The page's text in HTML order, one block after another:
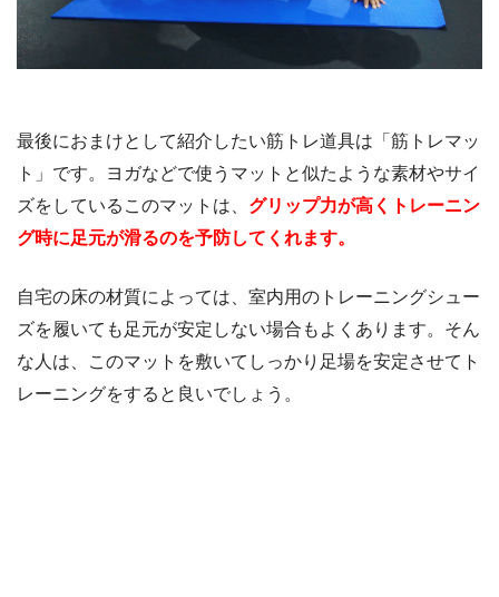
最後におまけとして紹介したい筋トレ道具は「筋トレマッ
ト」です。ヨガなどで使うマットと似たような素材やサイ
ズをしているこのマットは、 グリップ力が高くトレーニン
グ時に足元が滑るのを予防してくれます。
自宅の床の材質によっては、室内用のトレーニングシュー
ズを履いても足元が安定しない場合もよくあります。そん
な人は、このマットを敷いてしっかり足場を安定させてト
レーニングをすると良いでしょう。